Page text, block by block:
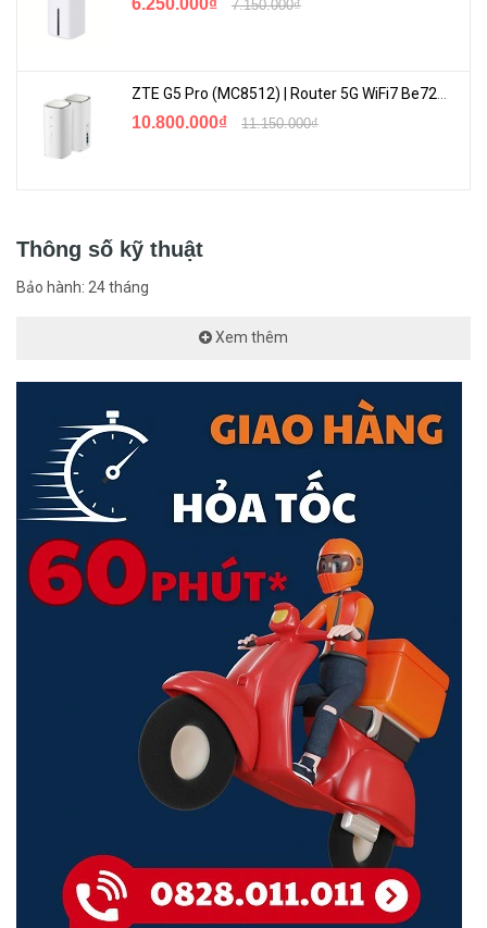
TP-Link VIGI C230I Mini
còn giúp nhận dạng thông minh, có thể
phát hiện chuyển động, khu vực cấm xâm nhập, tránh camera giả
mạo...
Kích Thước Lý Tưởng Cho Khu Vực Hành Lang
Với kích thước nhỏ, nhỏ gọn và ống kính góc siêu rộng 2,8 mm,
Camera mini VIGI C230I lý tưởng cho hành lang, thang máy, nhà
kho nhỏ và cửa hàng tiện lợi, nơi không gian hạn chế và tầm nhìn
6.250.000₫ 7.150.000₫
10.800.000₫ 11.150.000₫
Thông số kỹ thuật
Bảo hành: 24 tháng
Xem thêm